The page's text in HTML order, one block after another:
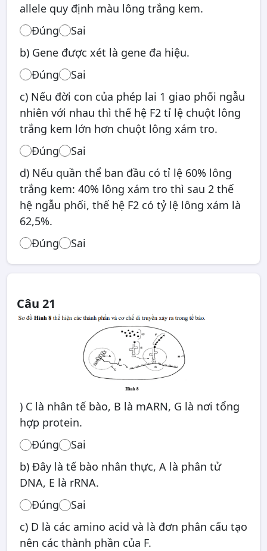
allele quy định màu lông trắng kem.
Đúng
Sai
b) Gene được xét là gene đa hiệu.
Đúng
Sai
c) Nếu đời con của phép lai 1 giao phối ngẫu
nhiên với nhau thì thế hệ F2 tỉ lệ chuột lông
trắng kem lớn hơn chuột lông xám tro.
Đúng
Sai
d) Nếu quần thể ban đầu có tỉ lệ 60% lông
trắng kem: 40% lông xám tro thì sau 2 thế
hệ ngẫu phối, thế hệ F2 có tỷ lệ lông xám là
62,5%.
Đúng
Sai
Câu 21
) C là nhân tế bào, B là mARN, G là nơi tổng
hợp protein.
Đúng
Sai
b) Đây là tế bào nhân thực, A là phân tử
DNA, E là rRNA.
Đúng
Sai
c) D là các amino acid và là đơn phân cấu tạo
nên các thành phần của F.